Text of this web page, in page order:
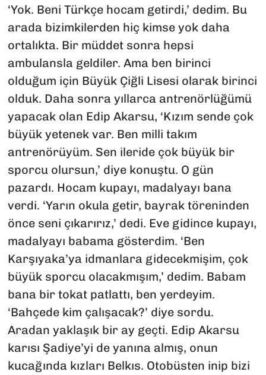
‘Yok. Beni Türkçe hocam getirdi,’ dedim. Bu
arada bizimkilerden hiç kimse yok daha
ortalıkta. Bir müddet sonra hepsi
ambulansla geldiler. Ama ben birinci
olduğum için Büyük Çiğli Lisesi olarak birinci
olduk. Daha sonra yıllarca antrenörlüğümü
yapacak olan Edip Akarsu, ‘Kızım sende çok
büyük yetenek var. Ben milli takım
antrenörüyüm. Sen ileride çok büyük bir
sporcu olursun,’ diye konuştu. O gün
pazardı. Hocam kupayı, madalyayı bana
verdi. ‘Yarın okula getir, bayrak töreninden
önce seni çıkarırız,’ dedi. Eve gidince kupayı,
madalyayı babama gösterdim. ‘Ben
Karşıyaka’ya idmanlara gidecekmişim, çok
büyük sporcu olacakmışım,’ dedim. Babam
bana bir tokat patlattı, ben yerdeyim.
‘Bahçede kim çalışacak?’ diye sordu.
Aradan yaklaşık bir ay geçti. Edip Akarsu
karısı Şadiye’yi de yanına almış, onun
kucağında kızları Belkıs. Otobüsten inip bizi